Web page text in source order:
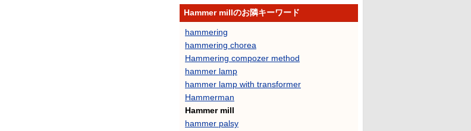
Hammer millのお隣キーワード
hammering
hammering chorea
Hammering compozer method
hammer lamp
hammer lamp with transformer
Hammerman
Hammer mill
hammer palsy